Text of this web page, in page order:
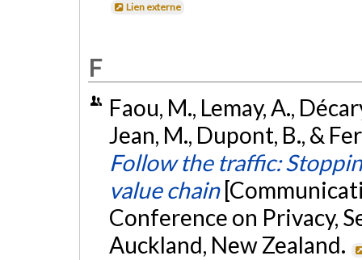
Lien externe
F
Faou, M., Lemay, A.,
Jean, M., Dupont, B., &
Follow the traffic:
value chain
Conference on Privacy,
Auckland, New Zealand.